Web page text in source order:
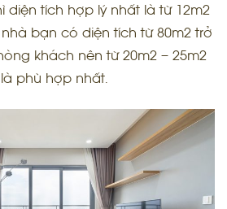
diện tích hợp lý nhất là từ 12m2
bạn có diện tích từ 80m2 trở
khách nên từ 20m2 – 25m2
phù hợp nhất.